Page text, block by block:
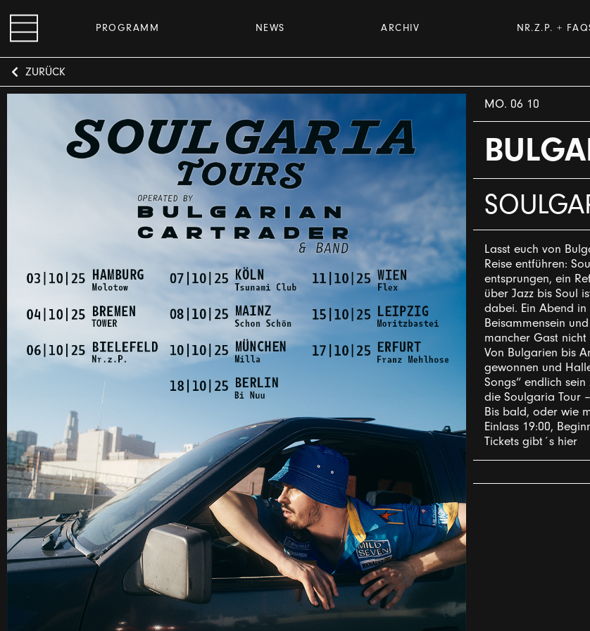
PROGRAMM NEWS ARCHIV NR.Z.P. +
ZURÜCK
MO. 06 10
Lasst euch von
Reise entführen:
entsprungen, ein
über Jazz bis Soul
dabei. Ein Abend
Beisammensein
mancher Gast nicht
Von Bulgarien bis
gewonnen und
Songs“ endlich
die Soulgaria Tour
Bis bald, oder wie
Einlass 19:00,
Tickets gibt´s hier